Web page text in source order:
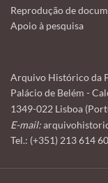
Reprodução de
Apoio à pesquisa
Arquivo Histórico da
Palácio de Belém -
1349-022 Lisboa
E-mail:
Tel.: (+351) 213 614